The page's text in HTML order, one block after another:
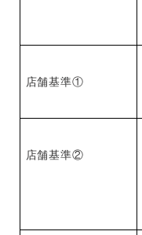
店舗基準①
店舗基準②